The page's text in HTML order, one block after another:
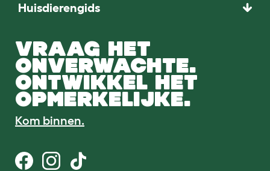
Huisdierengids
VRAAG HET
ONVERWACHTE.
ONTWIKKEL HET
OPMERKELIJKE.
Kom binnen.